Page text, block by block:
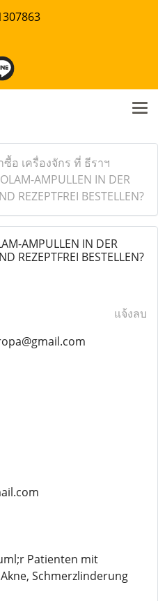
อ เครื่องจักร ที่ ธีราฯ
AMPULLEN IN DER
REZEPTFREI BESTELLEN?
AMPULLEN IN DER
REZEPTFREI BESTELLEN?
แจ้งลบ
Patienten mit
Schmerzlinderung